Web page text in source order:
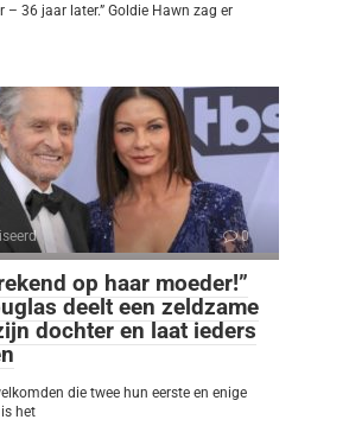
– 36 jaar later.” Goldie Hawn zag er
0
op haar moeder!”
deelt een zeldzame
dochter en laat ieders
die twee hun eerste en enige
het